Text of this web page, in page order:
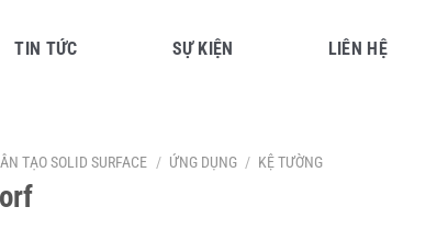
TIN TỨC SỰ KIỆN LIÊN HỆ
TẠO SOLID SURFACE / ỨNG DỤNG / KỆ TƯỜNG